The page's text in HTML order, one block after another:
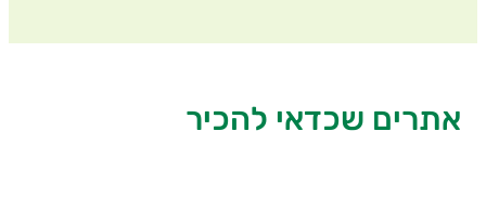
אתרים שכדאי להכיר